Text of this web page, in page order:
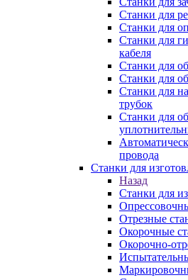
Станки для
Станки для
Станки для
кабеля
Станки для
Станки для
Станки для
трубок
Станки для
провода
Станки для
Назад
Станки для
Отрезные
Окорочные
Окорочно-